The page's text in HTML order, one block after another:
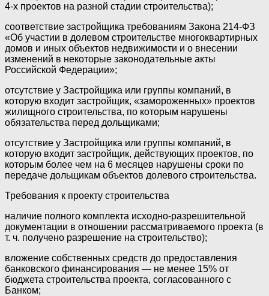
4-х проектов на разной стадии строительства);
соответствие застройщика требованиям Закона 214-ФЗ
«Об участии в долевом строительстве многоквартирных
домов и иных объектов недвижимости и о внесении
изменений в некоторые законодательные акты
Российской Федерации»;
отсутствие у Застройщика или группы компаний, в
которую входит застройщик, «замороженных» проектов
жилищного строительства, по которым нарушены
обязательства перед дольщиками;
отсутствие у Застройщика или группы компаний, в
которую входит застройщик, действующих проектов, по
которым более чем на 6 месяцев нарушены сроки по
передаче дольщикам объектов долевого строительства.
Требования к проекту строительства
наличие полного комплекта исходно-разрешительной
документации в отношении рассматриваемого проекта (в
т. ч. получено разрешение на строительство);
вложение собственных средств до предоставления
банковского финансирования — не менее 15% от
бюджета строительства проекта, согласованного с
Банком;